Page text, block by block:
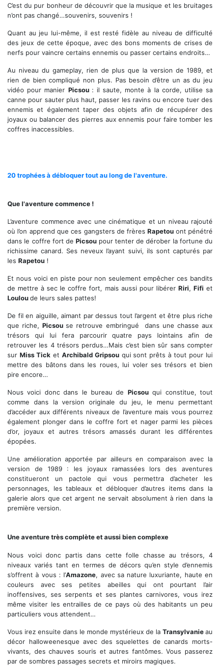
C’est du pur bonheur de découvrir que la musique et les bruitages
n’ont pas changé…souvenirs, souvenirs !
Quant au jeu lui-même, il est resté fidèle au niveau de difficulté
des jeux de cette époque, avec des bons moments de crises de
nerfs pour vaincre certains ennemis ou passer certains endroits…
Au niveau du gameplay, rien de plus que la version de 1989, et
rien de bien compliqué non plus. Pas besoin d’être un as du jeu
vidéo pour manier Picsou : il saute, monte à la corde, utilise sa
canne pour sauter plus haut, passer les ravins ou encore tuer des
ennemis et également taper des objets afin de récupérer des
joyaux ou balancer des pierres aux ennemis pour faire tomber les
coffres inaccessibles.
20 trophées à débloquer tout au long de l'aventure.
Que l'aventure commence !
L’aventure commence avec une cinématique et un niveau rajouté
où l’on apprend que ces gangsters de frèresRapetou ont pénétré
dans le coffre fort dePicsou pour tenter de dérober la fortune du
richissime canard. Ses neveux l’ayant suivi, ils sont capturés par
les Rapetou !
Et nous voici en piste pour non seulement empêcher ces bandits
de mettre à sec le coffre fort, mais aussi pour libérer Riri, Fifi et
Louloude leurs sales pattes!
De fil en aiguille, aimant par dessus tout l’argent et être plus riche
que riche,Picsouse retrouve embringué dans une chasse aux
trésors qui lui fera parcourir quatre pays lointains afin de
retrouver les 4 trésors perdus…Mais c’est bien sûr sans compter
sur Miss Tick et Archibald Gripsouqui sont prêts à tout pour lui
mettre des bâtons dans les roues, lui voler ses trésors et bien
pire encore…
Nous voici donc dans le bureau de Picsouqui constitue, tout
comme dans la version originale du jeu, le menu permettant
d’accéder aux différents niveaux de l’aventure mais vous pourrez
également plonger dans le coffre fort et nager parmi les pièces
d’or, joyaux et autres trésors amassés durant les différentes
épopées.
Une amélioration apportée par ailleurs en comparaison avec la
version de 1989 : les joyaux ramassées lors des aventures
constitueront un pactole qui vous permettra d’acheter les
personnages, les tableaux et débloquer d’autres items dans la
galerie alors que cet argent ne servait absolument à rien dans la
première version.
Une aventure très complète et aussi bien complexe
Nous voici donc partis dans cette folle chasse au trésors, 4
niveaux variés tant en termes de décors qu’en style d’ennemis
s’offrent à vous : l’Amazone, avec sa nature luxuriante, haute en
couleurs avec ses petites abeilles qui ont pourtant l’air
inoffensives, ses serpents et ses plantes carnivores, vous irez
même visiter les entrailles de ce pays où des habitants un peu
particuliers vous attendent…
Vous irez ensuite dans le monde mystérieux de la Transylvanieau
décor halloweenesque avec des squelettes de canards morts-
vivants, des chauves souris et autres fantômes. Vous passerez
par de sombres passages secrets et miroirs magiques.